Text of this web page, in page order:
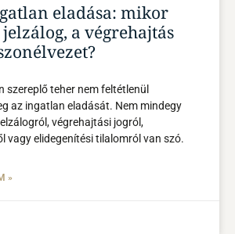
eladása: mikor
a végrehajtás
szereplő teher nem feltétlenül
az ingatlan eladását. Nem mindegy
végrehajtási jogról,
vagy elidegenítési tilalomról van szó.
»